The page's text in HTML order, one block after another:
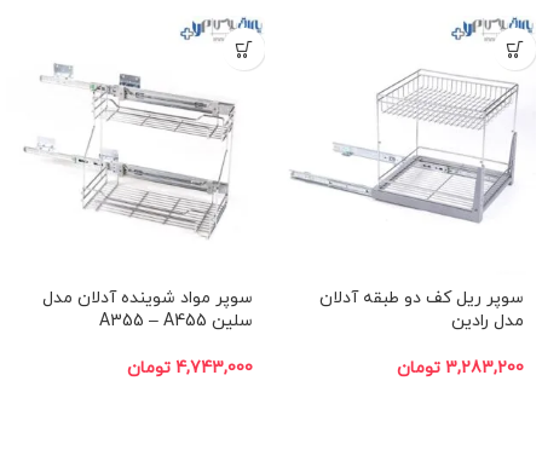
-10%
سوپر رﯾﻞ ﮐﻒ دو ﻃﺒﻘﻪ آدلان
مدل رادﯾﻦ
3,283,200 تومان
-10%
سوپر ﻣﻮاد ﺷﻮﯾﻨﺪه آدلان مدل
ﺳﻠﯿﻦ A355 – A455
4,743,000 تومان